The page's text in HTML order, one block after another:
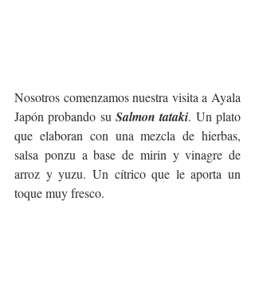
Nosotros comenzamos nuestra visita a Ayala
Japón probando su Salmon tataki. Un plato
que elaboran con una mezcla de hierbas,
salsa ponzu a base de mirin y vinagre de
arroz y yuzu. Un cítrico que le aporta un
toque muy fresco.